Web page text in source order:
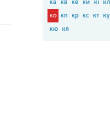
ка кв ке ки кі кл
ко кп кр кс кт ку
кю кя